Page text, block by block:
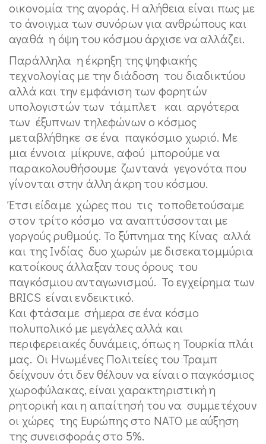
οικονομία της αγοράς. Η αλήθεια είναι πως με
το άνοιγμα των συνόρων για ανθρώπους και
αγαθά η όψη του κόσμου άρχισε να αλλάζει.
Παράλληλα η έκρηξη της ψηφιακής
τεχνολογίας με την διάδοση του διαδικτύου
αλλά και την εμφάνιση των φορητών
υπολογιστών των τάμπλετ και αργότερα
των έξυπνων τηλεφώνων ο κόσμος
μεταβλήθηκε σε ένα παγκόσμιο χωριό. Με
μια έννοια μίκρυνε, αφού μπορούμε να
παρακολουθήσουμε ζωντανά γεγονότα που
γίνονται στην άλλη άκρη του κόσμου.
Έτσι είδαμε χώρες που τις τοποθετούσαμε
στον τρίτο κόσμο να αναπτύσσονται με
γοργούς ρυθμούς. Το ξύπνημα της Κίνας αλλά
και της Ινδίας δυο χωρών με δισεκατομμύρια
κατοίκους άλλαξαν τους όρους του
παγκόσμιου ανταγωνισμού. Το εγχείρημα των
BRICS είναι ενδεικτικό.
Και φτάσαμε σήμερα σε ένα κόσμο
πολυπολικό με μεγάλες αλλά και
περιφερειακές δυνάμεις, όπως η Τουρκία πλάι
μας. Οι Ηνωμένες Πολιτείες του Τραμπ
δείχνουν ότι δεν θέλουν να είναι ο παγκόσμιος
χωροφύλακας, είναι χαρακτηριστική η
ρητορική και η απαίτησή του να συμμετέχουν
οι χώρες της Ευρώπης στο ΝΑΤΟ με αύξηση
της συνεισφοράς στο 5%.